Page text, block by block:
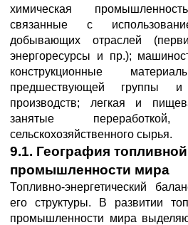
химическая
связанные с
добывающих отраслей
энергоресурсы и пр.);
конструкционные
предшествующей группы и
производств; легкая и
занятые переработкой,
сельскохозяйственного сырья.
9.1. География топливной
промышленности мира
Топливно-энергетический
его структуры. В развитии
промышленности мира